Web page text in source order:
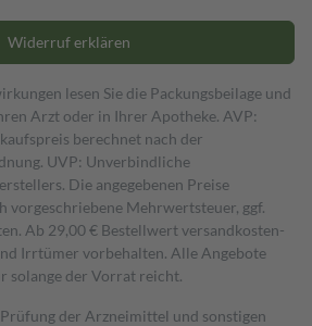
Widerruf erklären
lesen Sie die Packungsbeilage und
Arzt oder in Ihrer Apotheke. AVP:
berechnet nach der
UVP: Unverbindliche
Die angegebenen Preise
vorgeschriebene Mehrwertsteuer, ggf.
Ab 29,00 € Bestell­wert versand­kosten­
Irrtümer vorbehalten. Alle Angebote
solange der Vorrat reicht.
der Arzneimittel und sonstigen